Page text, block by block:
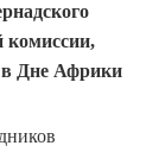
комиссии,
в Дне Африки